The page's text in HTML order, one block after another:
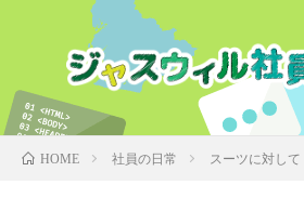
HOME 社員の日常 スーツに対して